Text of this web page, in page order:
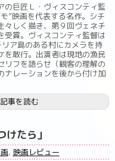
の巨匠Ｌ・ヴィスコンティ監
”映画を代表する名作。シチ
々しく描き、第９回ヴェネチ
受賞。ヴィスコンティ監督は
ア島のある村にカメラを持
を敢行。出演者は現地の漁民
リフを語らせ（観客の理解の
ナレーションを後から付け加
記事を読む
けたら」
, 映画レビュー